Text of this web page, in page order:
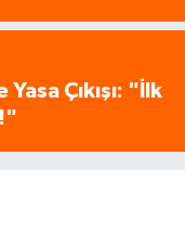
Çıkışı: "İlk